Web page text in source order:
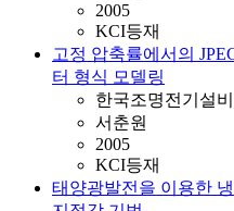
2005
KCI등재
고정 압축률에서의
터 형식 모델링
한국조명전기설
서춘원
2005
KCI등재
태양광발전을 이용한